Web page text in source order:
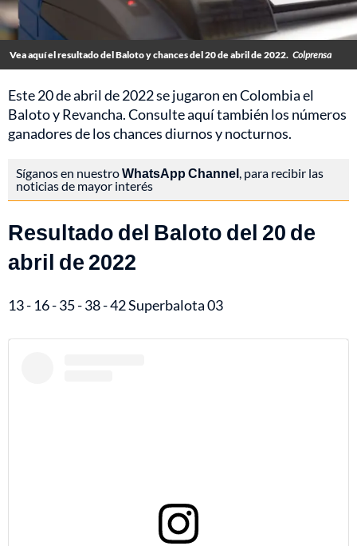
Vea aquí el resultado del Baloto y chances del 20 de abril de 2022. Colprensa
Este 20 de abril de 2022 se jugaron en Colombia el
Baloto y Revancha. Consulte aquí también los números
ganadores de los chances diurnos y nocturnos.
Síganos en nuestroWhatsApp Channel, para recibir las
noticias de mayor interés
Resultado del Baloto del 20 de
abril de 2022
13 - 16 - 35 - 38 - 42 Superbalota 03